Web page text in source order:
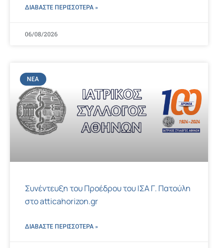
ΔΙΑΒΑΣΤΕ ΠΕΡΙΣΣΌΤΕΡΑ »
06/08/2026
ΝΈΑ
Συνέντευξη του Προέδρου του ΙΣΑ Γ. Πατούλη
στο atticahorizon.gr
ΔΙΑΒΑΣΤΕ ΠΕΡΙΣΣΌΤΕΡΑ »